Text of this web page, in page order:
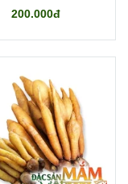
200.000đ